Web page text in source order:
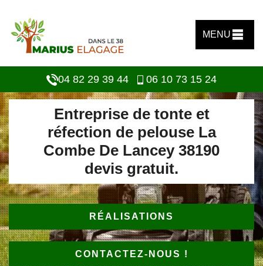
MENU
04 82 29 39 44 06 10 73 15 24
Entreprise de tonte et
réfection de pelouse La
Combe De Lancey 38190
devis gratuit.
RÉALISATIONS
CONTACTEZ-NOUS !